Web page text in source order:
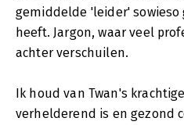
gemiddelde 'leider' sowieso
heeft. Jargon, waar veel
achter verschuilen.
Ik houd van Twan's
verhelderend is en gezond